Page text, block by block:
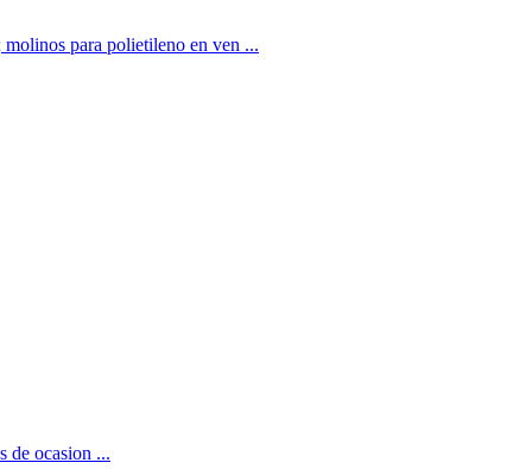
para polietileno en ven ...
de ocasion ...